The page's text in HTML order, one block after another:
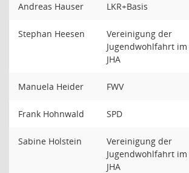
Andreas Hauser LKR+Basis
Stephan Heesen
Vereinigung der
Jugendwohlfahrt im
JHA
Manuela Heider FWV
Frank Hohnwald SPD
Sabine Holstein
Vereinigung der
Jugendwohlfahrt im
JHA